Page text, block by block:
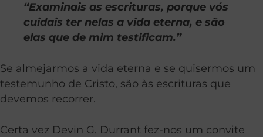
“Examinais as escrituras, porque vós
cuidais ter nelas a vida eterna, e são
elas que de mim testificam.”
Se almejarmos a vida eterna e se quisermos um
testemunho de Cristo, são às escrituras que
devemos recorrer.
Certa vez Devin G. Durrant fez-nos um convite